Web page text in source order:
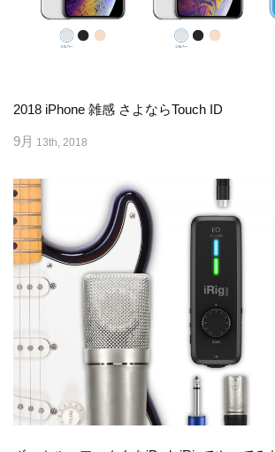
2018 iPhone 雑感 さよならTouch ID
9月 13th, 2018